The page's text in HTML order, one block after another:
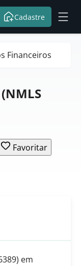
Cadastre
Financeiros
Favoritar
em